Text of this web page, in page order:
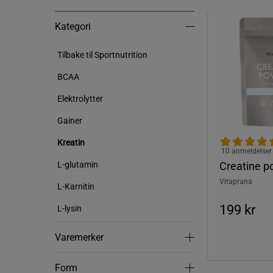
Kategori
Tilbake til Sportnutrition
BCAA
Elektrolytter
Gainer
Kreatin
L-glutamin
L-Karnitin
L-lysin
VaremerkerVaremerker
Form
Creatine
10 anmeldelser
Vitaprana
199 kr